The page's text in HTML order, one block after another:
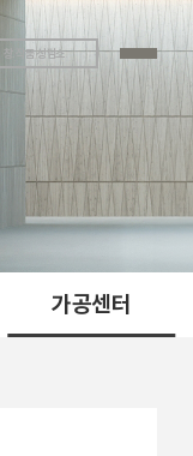
창.작품 상담소
가공센터